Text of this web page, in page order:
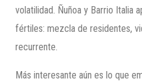
volatilidad. Ñuñoa y Barrio Italia
fértiles: mezcla de residentes,
recurrente.
Más interesante aún es lo que